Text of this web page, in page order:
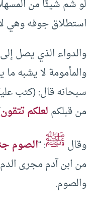
لو شم شيئًا من
استطلاق جوفه وهي
والدواء الذي يصل
والمأمومة لا يشبه ما
سبحانه قال: (كتب
من قبلكملعلكم تتقون
وقالﷺ: “الصوم
من ابن آدم مجرى
والصوم.